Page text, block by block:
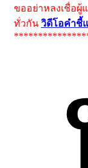
ขออย่าหลงเชื่อผู้
ทั่วกัน วิดีโอคำชี้